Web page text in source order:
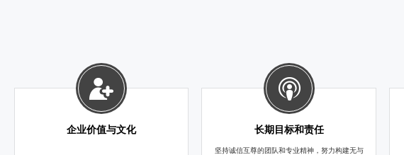
企业价值与文化 长期目标和责任
坚持诚信互尊的团队和专业精神，努力构建无与